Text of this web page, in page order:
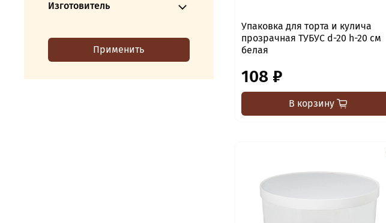
Упаковка для торта и кулича
прозрачная ТУБУС d-20 h-20 см
белая
108 ₽
В корзину
Изготовитель
Применить